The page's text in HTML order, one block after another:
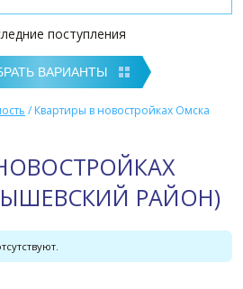
поступления
/ Квартиры в новостройках Омска
РАЙОН)